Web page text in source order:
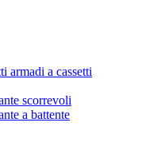
armadi a cassetti
scorrevoli
a battente